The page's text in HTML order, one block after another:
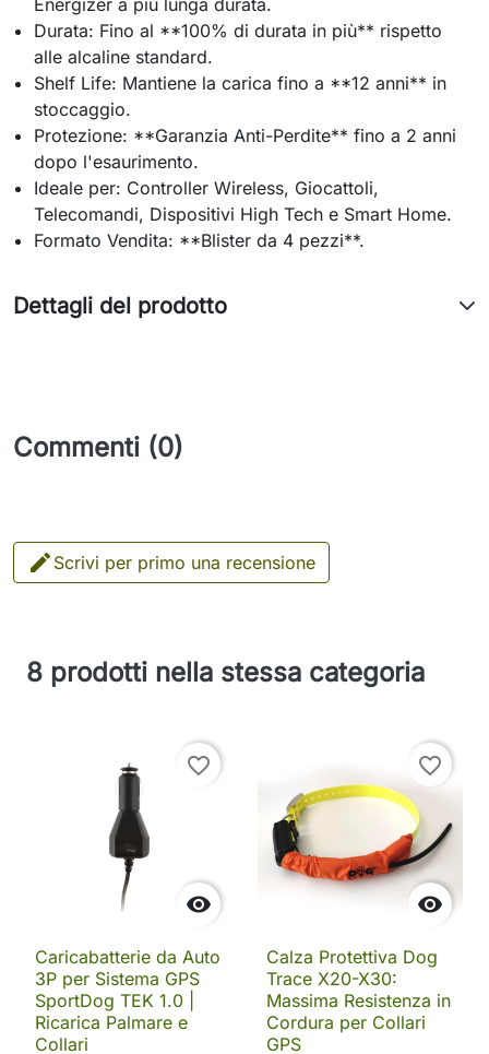
Energizer a più lunga durata.
Durata: Fino al **100% di durata in più** rispetto
alle alcaline standard.
Shelf Life: Mantiene la carica fino a **12 anni** in
stoccaggio.
Protezione: **Garanzia Anti-Perdite** fino a 2 anni
dopo l'esaurimento.
Ideale per: Controller Wireless, Giocattoli,
Telecomandi, Dispositivi High Tech e Smart Home.
Formato Vendita: **Blister da 4 pezzi**.
Dettagli del prodotto
Commenti (0)
 Scrivi per primo una recensione
8 prodotti nella stessa categoria

favorite_border
Caricabatterie da Auto
3P per Sistema GPS
SportDog TEK 1.0 |
Ricarica Palmare e
Collari

favorite_border
Calza Protettiva Dog
Trace X20-X30:
Massima Resistenza in
Cordura per Collari
GPS